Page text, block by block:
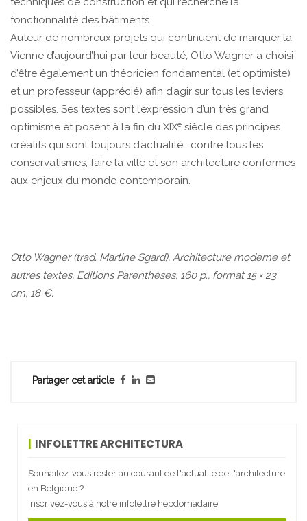
fonctionnalité des bâtiments.
Auteur de nombreux projets qui continuent de marquer la
Vienne d’aujourd’hui par leur beauté, Otto Wagner a choisi
d’être également un théoricien fondamental (et optimiste)
et un professeur (apprécié) afin d’agir sur tous les leviers
possibles. Ses textes sont l’expression d’un très grand
optimisme et posent à la fin du XIXe siècle des principes
créatifs qui sont toujours d’actualité : contre tous les
conservatismes, faire la ville et son architecture conformes
aux enjeux du monde contemporain.
Otto Wagner (trad. Martine Sgard), Architecture moderne et
autres textes, Editions Parenthèses, 160 p., format 15 × 23
cm, 18 €.
Partager cet article
INFOLETTRE ARCHITECTURA
Souhaitez-vous rester au courant de l'actualité de l'architecture
en Belgique ?
Inscrivez-vous à notre infolettre hebdomadaire.